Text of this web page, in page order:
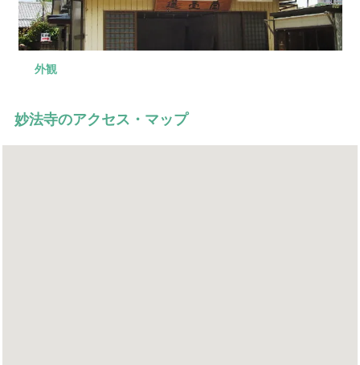
外観
駐車場
妙法寺のアクセス・マップ